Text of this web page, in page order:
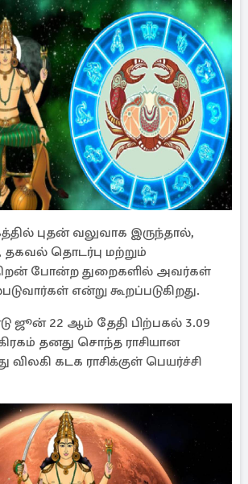
புதன் வலுவாக இருந்தால்,
தொடர்பு மற்றும்
திறன் போன்ற துறைகளில் அவர்கள்
என்று கூறப்படுகிறது.
ஜூன் 22 ஆம் தேதி பிற்பகல் 3.09
தனது சொந்த ராசியான
விலகி கடக ராசிக்குள் பெயர்ச்சி